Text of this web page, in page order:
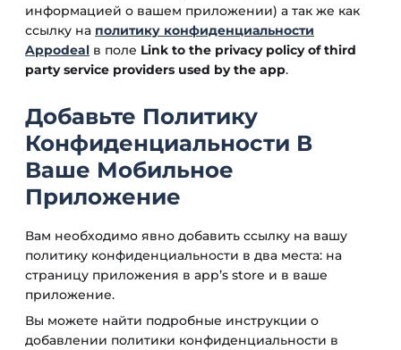
информацией о вашем приложении) а так же как
ссылку на политику конфиденциальности
Appodeal в поле Link to the privacy policy of third
party service providers used by the app.
Добавьте Политику
Конфиденциальности В
Ваше Мобильное
Приложение
Вам необходимо явно добавить ссылку на вашу
политику конфиденциальности в два места: на
страницу приложения в app’s store и в ваше
приложение.
Вы можете найти подробные инструкции о
добавлении политики конфиденциальности в